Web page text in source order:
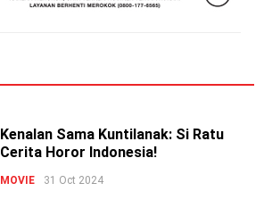
Kenalan Sama Kuntilanak: Si Ratu
Cerita Horor Indonesia!
MOVIE 31 Oct 2024